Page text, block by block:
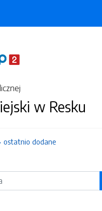
w Resku
ostatnio dodane